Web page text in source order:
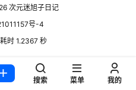
次元迷旭子日记
号-4
时 1.2367 秒
搜索 菜单 我的